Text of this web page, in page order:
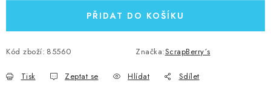
PŘIDAT DO KOŠÍKU
Kód zboží: 85560 Značka:ScrapBerry´s
Tisk Zeptat se Hlídat Sdílet